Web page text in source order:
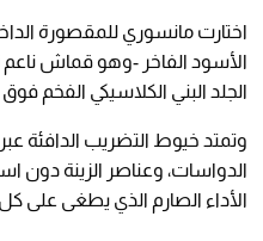
اختارت مانسوري للمقصورة
الأسود الفاخر -وهو قماش ناعم
الجلد البني الكلاسيكي الفخم
وتمتد خيوط التضريب الدافئة
الدواسات، وعناصر الزينة دون
الأداء الصارم الذي يطغى على